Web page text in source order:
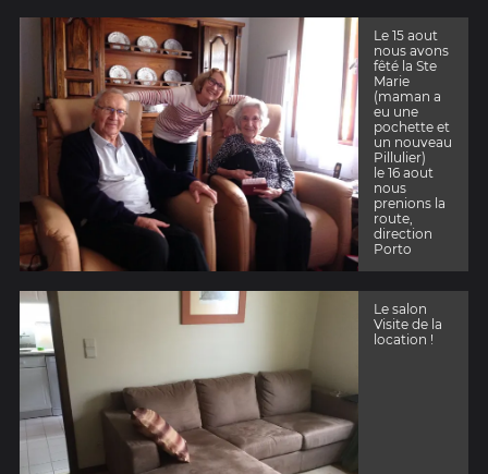
Le 15 aout
nous avons
fêté la Ste
Marie
(maman a
eu une
pochette et
un nouveau
Pillulier)
le 16 aout
nous
prenions la
route,
direction
Porto
Le salon
Visite de la
location !